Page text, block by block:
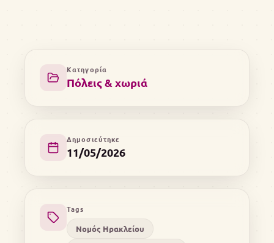
Κατηγορία
Πόλεις & χωριά
Δημοσιεύτηκε
11/05/2026
Tags
Νομός Ηρακλείου